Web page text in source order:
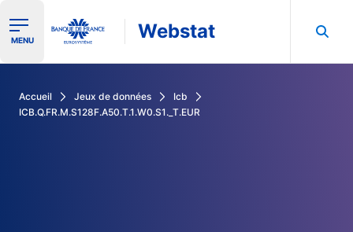
Ouvrir le menu de navigation
MENU Webstat
Accueil Jeux de données
Icb
ICB.Q.FR.M.S128F.A50.T.1.W0.S1._T.EUR